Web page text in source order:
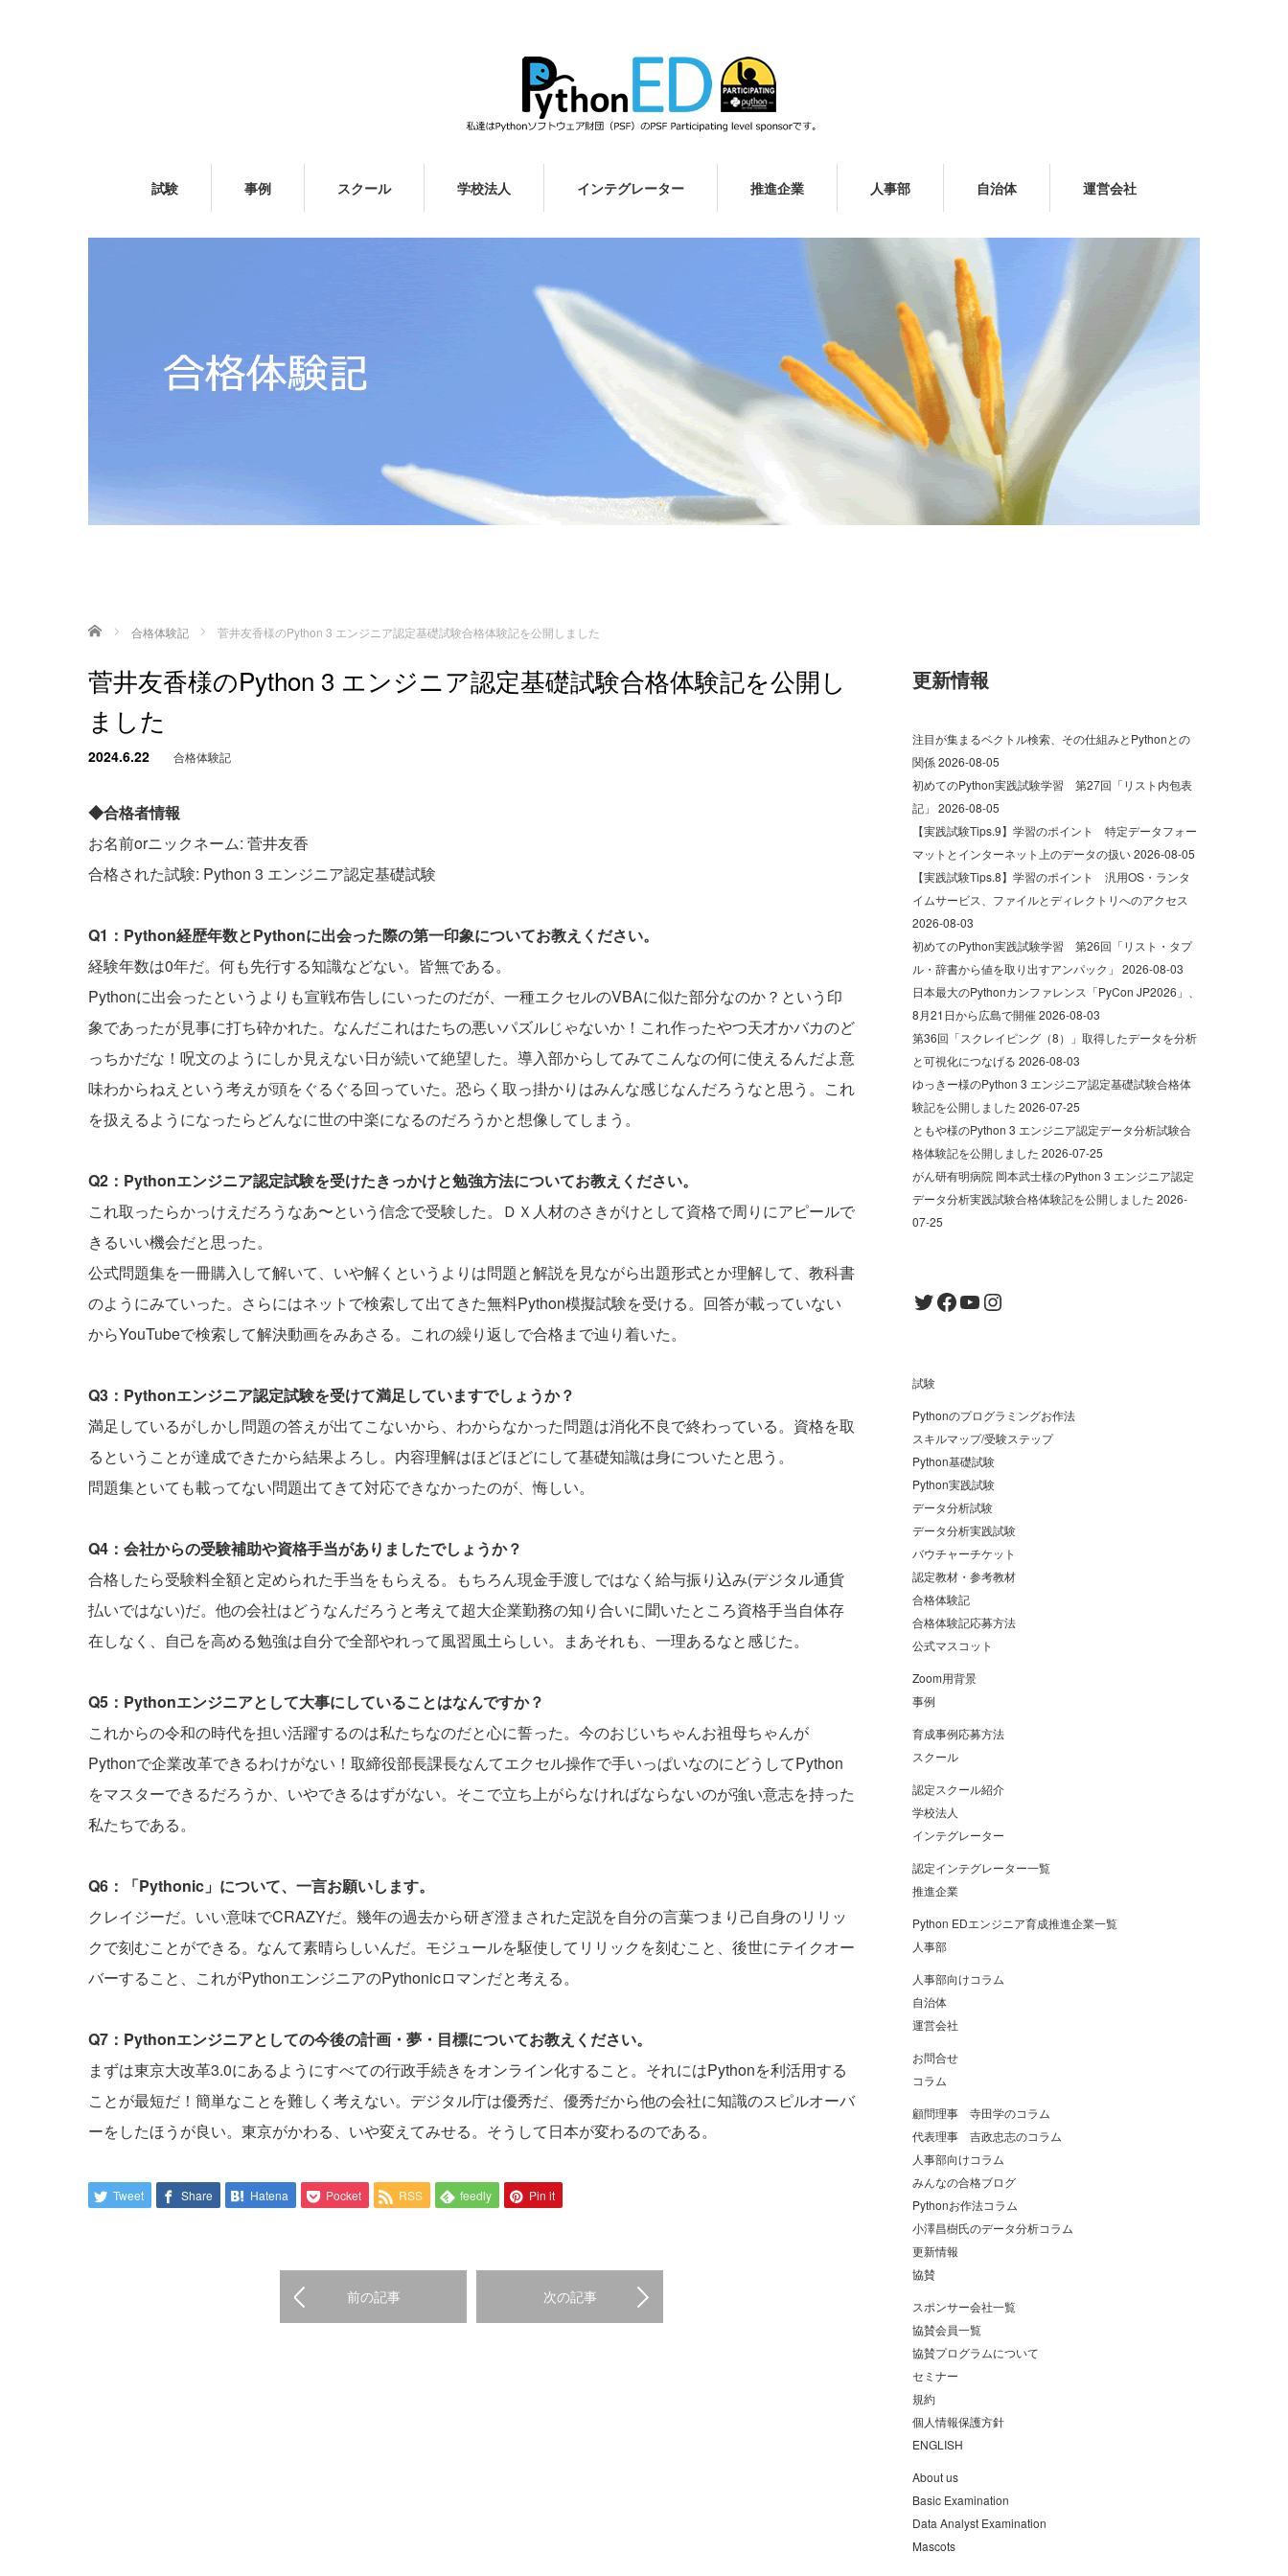
試験 事例 スクール 学校法人 インテグレーター 推進企業 人事部 自治体 運営会社
ホーム 合格体験記 菅井友香様のPython 3 エンジニア認定基礎試験合格体験記を公開しました
菅井友香様のPython 3 エンジニア認定基礎試験合格体験記を公開し
ました
2024.6.22 合格体験記
◆合格者情報
お名前orニックネーム: 菅井友香
合格された試験: Python 3 エンジニア認定基礎試験
Q1：Python経歴年数とPythonに出会った際の第一印象についてお教えください。
経験年数は0年だ。何も先行する知識などない。皆無である。
Pythonに出会ったというよりも宣戦布告しにいったのだが、一種エクセルのVBAに似た部分なのか？という印
象であったが見事に打ち砕かれた。なんだこれはたちの悪いパズルじゃないか！これ作ったやつ天才かバカのど
っちかだな！呪文のようにしか見えない日が続いて絶望した。導入部からしてみてこんなの何に使えるんだよ意
味わからねえという考えが頭をぐるぐる回っていた。恐らく取っ掛かりはみんな感じなんだろうなと思う。これ
を扱えるようになったらどんなに世の中楽になるのだろうかと想像してしまう。
Q2：Pythonエンジニア認定試験を受けたきっかけと勉強方法についてお教えください。
これ取ったらかっけえだろうなあ〜という信念で受験した。ＤＸ人材のさきがけとして資格で周りにアピールで
きるいい機会だと思った。
公式問題集を一冊購入して解いて、いや解くというよりは問題と解説を見ながら出題形式とか理解して、教科書
のようにみていった。さらにはネットで検索して出てきた無料Python模擬試験を受ける。回答が載っていない
からYouTubeで検索して解決動画をみあさる。これの繰り返しで合格まで辿り着いた。
Q3：Pythonエンジニア認定試験を受けて満足していますでしょうか？
満足しているがしかし問題の答えが出てこないから、わからなかった問題は消化不良で終わっている。資格を取
るということが達成できたから結果よろし。内容理解はほどほどにして基礎知識は身についたと思う。
問題集といても載ってない問題出てきて対応できなかったのが、悔しい。
Q4：会社からの受験補助や資格手当がありましたでしょうか？
合格したら受験料全額と定められた手当をもらえる。もちろん現金手渡しではなく給与振り込み(デジタル通貨
払いではない)だ。他の会社はどうなんだろうと考えて超大企業勤務の知り合いに聞いたところ資格手当自体存
在しなく、自己を高める勉強は自分で全部やれって風習風土らしい。まあそれも、一理あるなと感じた。
Q5：Pythonエンジニアとして大事にしていることはなんですか？
これからの令和の時代を担い活躍するのは私たちなのだと心に誓った。今のおじいちゃんお祖母ちゃんが
Pythonで企業改革できるわけがない！取締役部長課長なんてエクセル操作で手いっぱいなのにどうしてPython
をマスターできるだろうか、いやできるはずがない。そこで立ち上がらなければならないのが強い意志を持った
私たちである。
Q6：「Pythonic」について、一言お願いします。
クレイジーだ。いい意味でCRAZYだ。幾年の過去から研ぎ澄まされた定説を自分の言葉つまり己自身のリリッ
クで刻むことができる。なんて素晴らしいんだ。モジュールを駆使してリリックを刻むこと、後世にテイクオー
バーすること、これがPythonエンジニアのPythonicロマンだと考える。
Q7：Pythonエンジニアとしての今後の計画・夢・目標についてお教えください。
まずは東京大改革3.0にあるようにすべての行政手続きをオンライン化すること。それにはPythonを利活用する
ことが最短だ！簡単なことを難しく考えない。デジタル庁は優秀だ、優秀だから他の会社に知識のスピルオーバ
ーをしたほうが良い。東京がかわる、いや変えてみせる。そうして日本が変わるのである。
Tweet Share Hatena Pocket RSS feedly Pin it
前の記事 次の記事
更新情報
注目が集まるベクトル検索、その仕組みとPythonとの
関係2026-08-05
初めてのPython実践試験学習 第27回「リスト内包表
記」 2026-08-05
【実践試験Tips.9】学習のポイント 特定データフォー
マットとインターネット上のデータの扱い2026-08-05
【実践試験Tips.8】学習のポイント 汎用OS・ランタ
イムサービス、ファイルとディレクトリへのアクセス
2026-08-03
初めてのPython実践試験学習 第26回「リスト・タプ
ル・辞書から値を取り出すアンパック」 2026-08-03
日本最大のPythonカンファレンス「PyCon JP2026」、
8月21日から広島で開催2026-08-03
第36回「スクレイピング（8）」取得したデータを分析
と可視化につなげる 2026-08-03
ゆっきー様のPython 3 エンジニア認定基礎試験合格体
験記を公開しました 2026-07-25
ともや様のPython 3 エンジニア認定データ分析試験合
格体験記を公開しました 2026-07-25
がん研有明病院 岡本武士様のPython 3 エンジニア認定
データ分析実践試験合格体験記を公開しました 2026-
07-25
Twitter
Facebook
YouTube
Instagram
試験
Pythonのプログラミングお作法
スキルマップ/受験ステップ
Python基礎試験
Python実践試験
データ分析試験
データ分析実践試験
バウチャーチケット
認定教材・参考教材
合格体験記
合格体験記応募方法
公式マスコット
Zoom用背景
事例
育成事例応募方法
スクール
認定スクール紹介
学校法人
インテグレーター
認定インテグレーター一覧
推進企業
Python EDエンジニア育成推進企業一覧
人事部
人事部向けコラム
自治体
運営会社
お問合せ
コラム
顧問理事 寺田学のコラム
代表理事 吉政忠志のコラム
人事部向けコラム
みんなの合格ブログ
Pythonお作法コラム
小澤昌樹氏のデータ分析コラム
更新情報
協賛
スポンサー会社一覧
協賛会員一覧
協賛プログラムについて
セミナー
規約
個人情報保護方針
ENGLISH
About us
Basic Examination
Data Analyst Examination
Mascots